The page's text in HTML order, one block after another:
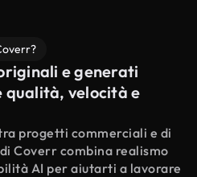
e generati
velocità e
progetti commerciali e di
Coverr combina realismo
AI per aiutarti a lavorare